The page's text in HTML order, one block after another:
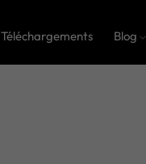
Téléchargements Blog